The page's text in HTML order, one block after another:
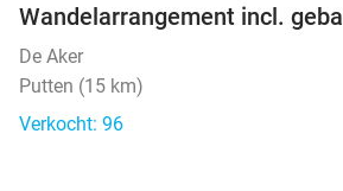
Wandelarrangement incl.
De Aker
Putten (15 km)
Verkocht: 96